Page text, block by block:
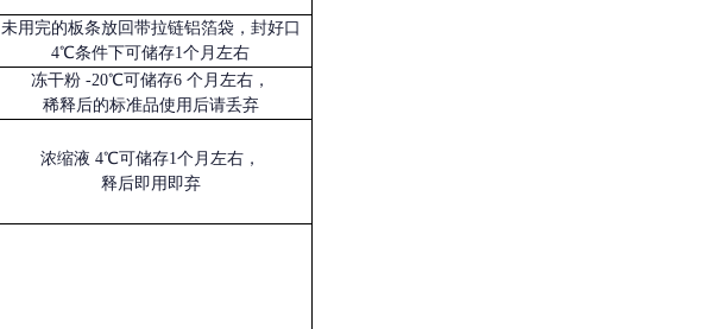
未用完的板条放回带拉链铝箔袋，封好口
4℃条件下可储存1个月左右
冻干粉 -20℃可储存6 个月左右，
稀释后的标准品使用后请丢弃
浓缩液 4℃可储存1个月左右，
释后即用即弃